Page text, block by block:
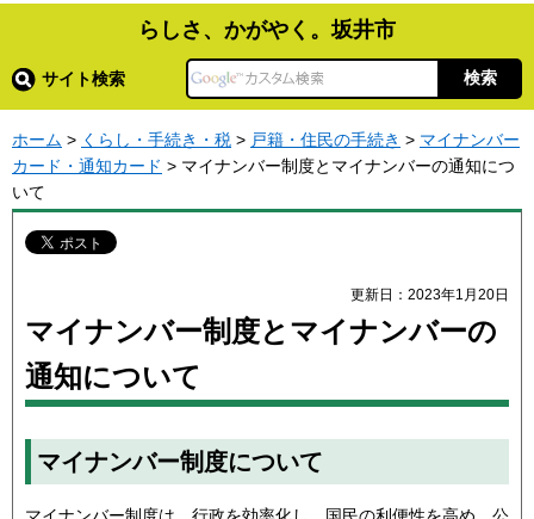
らしさ、かがやく。坂井市
サイト検索
ホーム > くらし・手続き・税 > 戸籍・住民の手続き > マイナンバー
カード・通知カード > マイナンバー制度とマイナンバーの通知につ
いて
更新日：2023年1月20日
マイナンバー制度とマイナンバーの
通知について
マイナンバー制度について
マイナンバー制度は、行政を効率化し、国民の利便性を高め、公